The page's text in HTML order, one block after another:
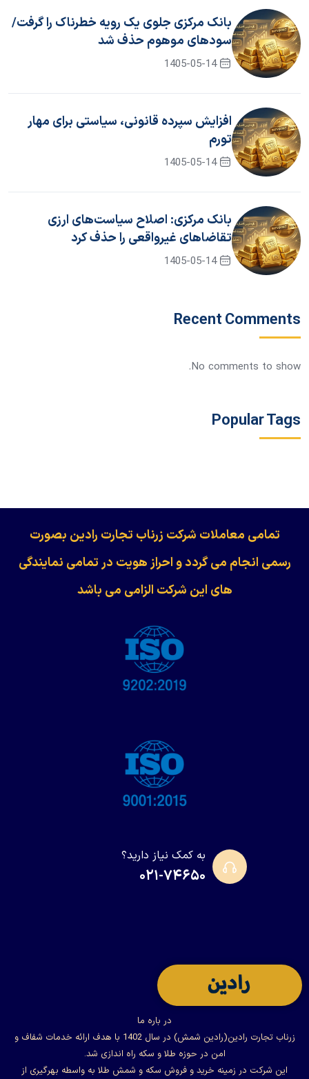
بانک مرکزی جلوی یک رویه خطرناک را گرفت/
سود‌های موهوم حذف شد
1405-05-14
افزایش سپرده قانونی، سیاستی برای مهار
تورم
1405-05-14
بانک مرکزی: اصلاح سیاست‌های ارزی
تقاضاهای غیرواقعی را حذف کرد
1405-05-14
Recent Comments
No comments to show.
Popular Tags
​​​​​​تمامی معاملات شرکت زرناب تجارت رادین بصورت
رسمی انجام می گردد و احراز هویت در تمامی نمایندگی
های این شرکت الزامی می باشد
به کمک نیاز دارید؟
۰۲۱-۷۴۶۵۰
در باره ما
زرناب تجارت رادین(رادین شمش) در سال 1402 با هدف ارائه خدمات شفاف و
امن در حوزه طلا و سکه راه اندازی شد.
این شرکت در زمینه خرید و فروش سکه و شمش طلا به واسطه بهرگیری از